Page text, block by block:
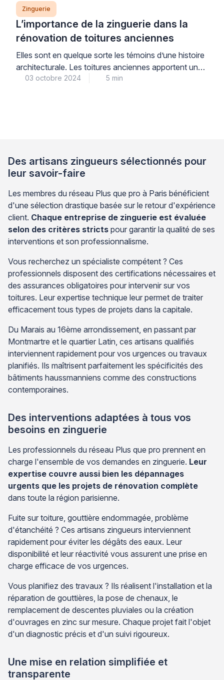
Zinguerie
L’importance de la zinguerie dans la
rénovation de toitures anciennes
Elles sont en quelque sorte les témoins d’une histoire
architecturale. Les toitures anciennes apportent un
cachet unique à un bâtiment. Mais pour conserver
03 octobre 2024 5 min
Des artisans zingueurs sélectionnés pour
leur savoir-faire
Les membres du réseau Plus que pro à Paris bénéficient
d'une sélection drastique basée sur le retour d'expérience
client. Chaque entreprise de zinguerie est évaluée
selon des critères stricts pour garantir la qualité de ses
interventions et son professionnalisme.
Vous recherchez un spécialiste compétent ? Ces
professionnels disposent des certifications nécessaires et
des assurances obligatoires pour intervenir sur vos
toitures. Leur expertise technique leur permet de traiter
efficacement tous types de projets dans la capitale.
Du Marais au 16ème arrondissement, en passant par
Montmartre et le quartier Latin, ces artisans qualifiés
interviennent rapidement pour vos urgences ou travaux
planifiés. Ils maîtrisent parfaitement les spécificités des
bâtiments haussmanniens comme des constructions
contemporaines.
Des interventions adaptées à tous vos
besoins en zinguerie
Les professionnels du réseau Plus que pro prennent en
charge l'ensemble de vos demandes en zinguerie. Leur
expertise couvre aussi bien les dépannages
urgents que les projets de rénovation complète
dans toute la région parisienne.
Fuite sur toiture, gouttière endommagée, problème
d'étanchéité ? Ces artisans zingueurs interviennent
rapidement pour éviter les dégâts des eaux. Leur
disponibilité et leur réactivité vous assurent une prise en
charge efficace de vos urgences.
Vous planifiez des travaux ? Ils réalisent l'installation et la
réparation de gouttières, la pose de chenaux, le
remplacement de descentes pluviales ou la création
d'ouvrages en zinc sur mesure. Chaque projet fait l'objet
d'un diagnostic précis et d'un suivi rigoureux.
Une mise en relation simplifiée et
transparente